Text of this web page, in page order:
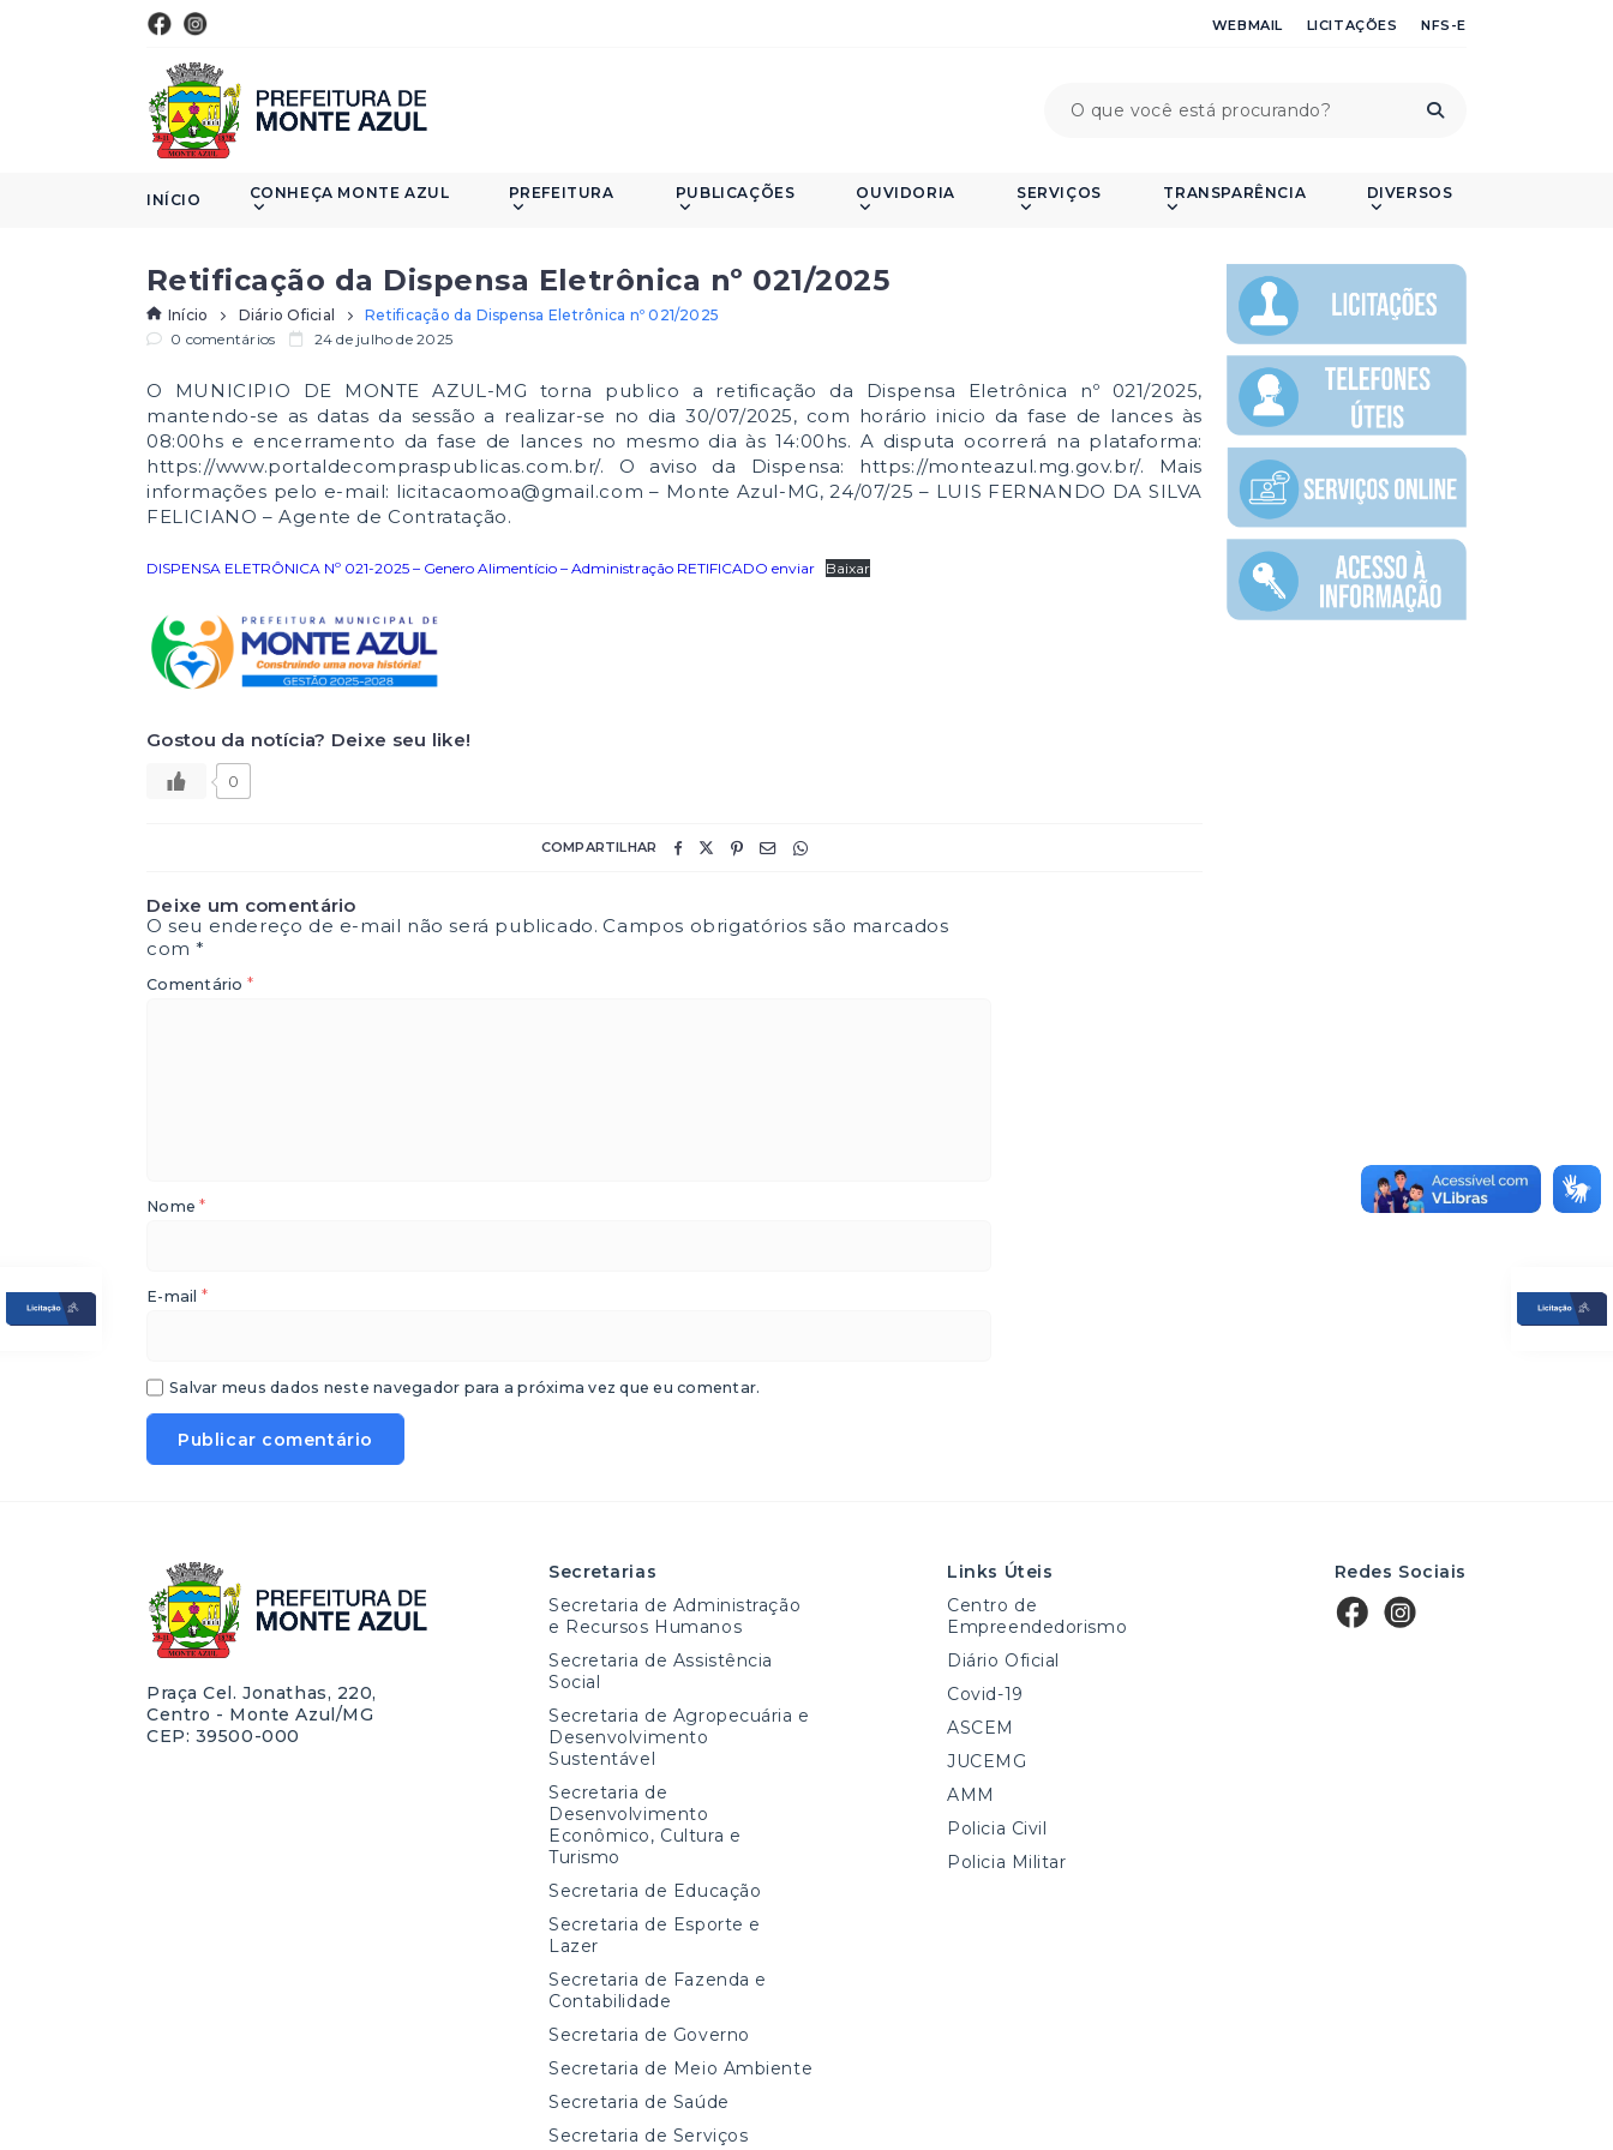
WEBMAIL LICITAÇÕES NFS-E
INÍCIO CONHEÇA MONTE AZUL PREFEITURA PUBLICAÇÕES OUVIDORIA SERVIÇOS TRANSPARÊNCIA DIVERSOS
Retificação da Dispensa Eletrônica nº 021/2025
Início Diário Oficial
Retificação da Dispensa Eletrônica nº 021/2025
0 comentários
24 de julho de 2025
O MUNICIPIO DE MONTE AZUL-MG torna publico a retificação da Dispensa Eletrônica nº 021/2025,
mantendo-se as datas da sessão a realizar-se no dia 30/07/2025, com horário inicio da fase de lances às
08:00hs e encerramento da fase de lances no mesmo dia às 14:00hs. A disputa ocorrerá na plataforma:
https://www.portaldecompraspublicas.com.br/. O aviso da Dispensa: https://monteazul.mg.gov.br/. Mais
informações pelo e-mail: licitacaomoa@gmail.com – Monte Azul-MG, 24/07/25 – LUIS FERNANDO DA SILVA
FELICIANO – Agente de Contratação.
DISPENSA ELETRÔNICA Nº 021-2025 – Genero Alimentício – Administração RETIFICADO enviar Baixar
Gostou da notícia? Deixe seu like!
0
COMPARTILHAR
Deixe um comentário
O seu endereço de e-mail não será publicado. Campos obrigatórios são marcados
com*
Comentário *
Nome*
E-mail *
Salvar meus dados neste navegador para a próxima vez que eu comentar.
Praça Cel. Jonathas, 220,
Centro - Monte Azul/MG
CEP: 39500-000
Secretarias
Secretaria de Administração
e Recursos Humanos
Secretaria de Assistência
Social
Secretaria de Agropecuária e
Desenvolvimento
Sustentável
Secretaria de
Desenvolvimento
Econômico, Cultura e
Turismo
Secretaria de Educação
Secretaria de Esporte e
Lazer
Secretaria de Fazenda e
Contabilidade
Secretaria de Governo
Secretaria de Meio Ambiente
Secretaria de Saúde
Secretaria de Serviços
Links Úteis
Centro de
Empreendedorismo
Diário Oficial
Covid-19
ASCEM
JUCEMG
AMM
Policia Civil
Policia Militar
Redes Sociais